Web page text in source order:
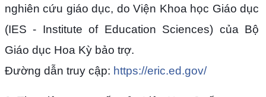
nghiên cứu giáo dục, do Viện Khoa học Giáo dục
(IES - Institute of Education Sciences) của Bộ
Giáo dục Hoa Kỳ bảo trợ.
Đường dẫn truy cập: https://eric.ed.gov/